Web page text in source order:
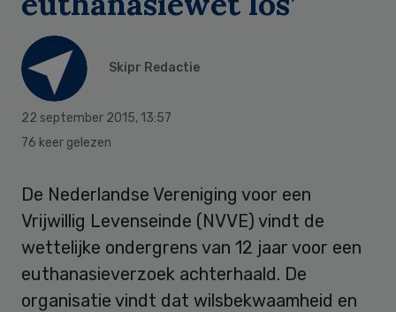
Skipr Redactie
22 september 2015, 13:57
76 keer gelezen
De Nederlandse Vereniging voor een
Vrijwillig Levenseinde (NVVE) vindt de
wettelijke ondergrens van 12 jaar voor een
euthanasieverzoek achterhaald. De
organisatie vindt dat wilsbekwaamheid en